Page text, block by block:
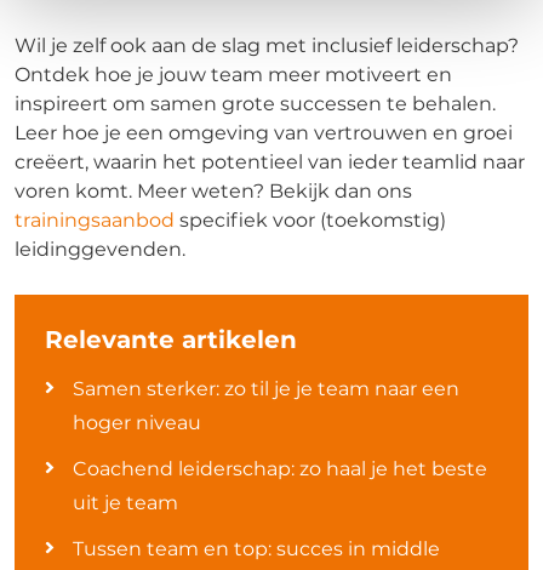
Wil je zelf ook aan de slag met inclusief leiderschap?
Ontdek hoe je jouw team meer motiveert en
inspireert om samen grote successen te behalen.
Leer hoe je een omgeving van vertrouwen en groei
creëert, waarin het potentieel van ieder teamlid naar
voren komt. Meer weten? Bekijk dan ons
trainingsaanbod specifiek voor (toekomstig)
leidinggevenden.
Relevante artikelen
Samen sterker: zo til je je team naar een
hoger niveau
Coachend leiderschap: zo haal je het beste
uit je team
Tussen team en top: succes in middle